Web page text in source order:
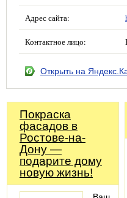
Адрес сайта:
Контактное лицо:
Открыть на
Покраска
фасадов в
Ростове-на-
Дону —
подарите дому
новую жизнь!